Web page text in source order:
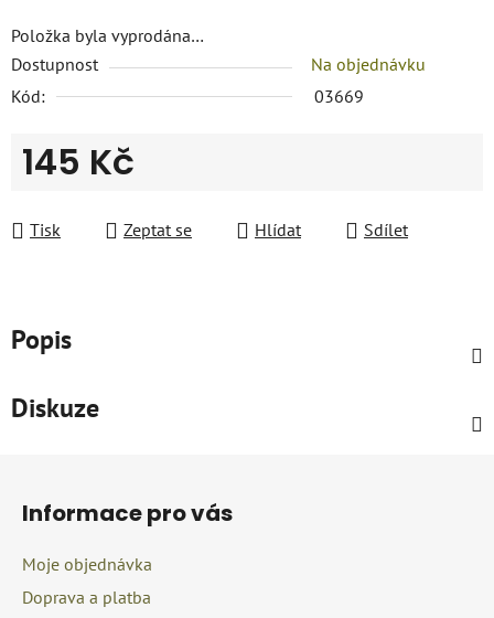
Položka byla vyprodána…
Dostupnost
Na objednávku
Kód:
03669
145 Kč
Tisk
Zeptat se Hlídat Sdílet
Popis
Diskuze
Informace pro vás
Moje objednávka
Doprava a platba